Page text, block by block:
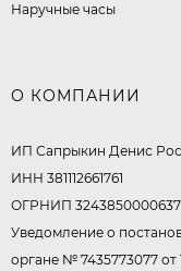
Наручные часы
О КОМПАНИИ
ИП Сапрыкин Денис
ИНН 381112661761
ОГРНИП
Уведомление о
органе № 7435773077 от